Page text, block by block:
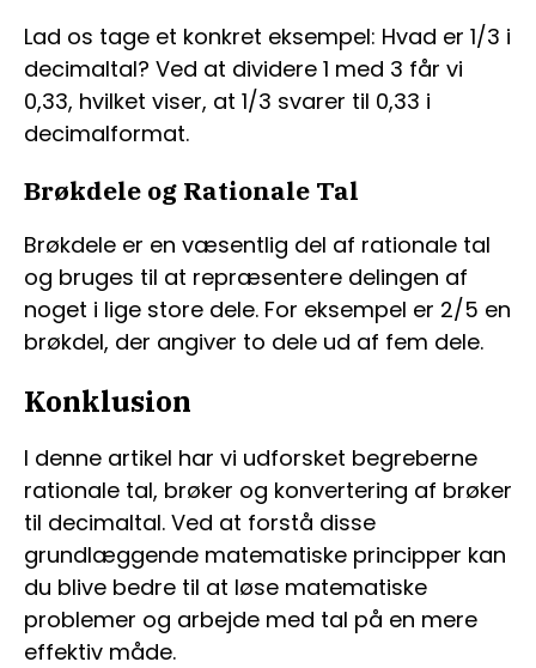
Lad os tage et konkret eksempel: Hvad er 1/3 i
decimaltal? Ved at dividere 1 med 3 får vi
0,33, hvilket viser, at 1/3 svarer til 0,33 i
decimalformat.
Brøkdele og Rationale Tal
Brøkdele er en væsentlig del af rationale tal
og bruges til at repræsentere delingen af
noget i lige store dele. For eksempel er 2/5 en
brøkdel, der angiver to dele ud af fem dele.
Konklusion
I denne artikel har vi udforsket begreberne
rationale tal, brøker og konvertering af brøker
til decimaltal. Ved at forstå disse
grundlæggende matematiske principper kan
du blive bedre til at løse matematiske
problemer og arbejde med tal på en mere
effektiv måde.